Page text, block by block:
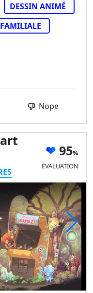
DESSIN ANIMÉ
Nope
95
ÉVALUATION
The Wild at Heart